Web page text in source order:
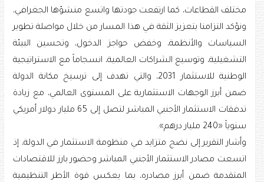
مختلف القطاعات، كما ارتفعت جودتها واتسع منشؤها الجغرافي،
ونؤكد التزامنا بتعزيز الثقة في هذا المسار من خلال مواصلة تطوير
السياسات والأنظمة، وخفض حواجز الدخول، وتحسين البيئة
التشغيلية، وتوسيع الشراكات العالمية، انسجاماً مع الاستراتيجية
الوطنية للاستثمار 2031، والتي تهدف إلى ترسيخ مكانة الدولة
ضمن أبرز الوجهات الاستثمارية على المستوى العالمي، مع زيادة
تدفقات الاستثمار الأجنبي المباشر لتصل إلى 65 مليار دولار أمريكي
سنوياً «240 مليار درهم».
وأشار التقرير إلى نضج متزايد في منظومة الاستثمار في الدولة، إذ
اتسعت مصادر الاستثمار الأجنبي المباشر وحضور بارز للاقتصادات
المتقدمة ضمن أبرز مصادره، بما يعكس قوة الأطر التنظيمية